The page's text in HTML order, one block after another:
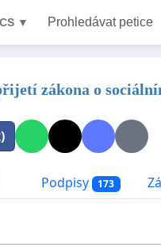
CS ▼ Prohledávat petice
zákona o
Podpisy 173